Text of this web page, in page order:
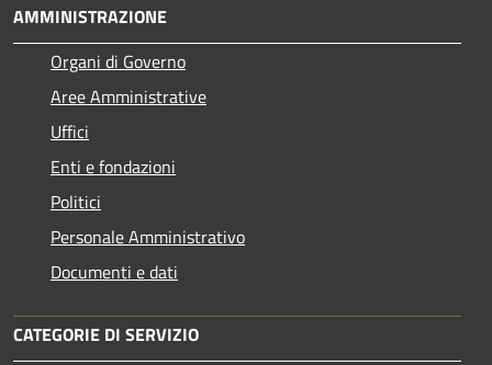
AMMINISTRAZIONE
Organi di Governo
Aree Amministrative
Uffici
Enti e fondazioni
Politici
Personale Amministrativo
Documenti e dati
CATEGORIE DI SERVIZIO